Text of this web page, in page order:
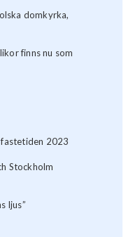
domkyrka,
finns nu som
2023
Stockholm
ljus”